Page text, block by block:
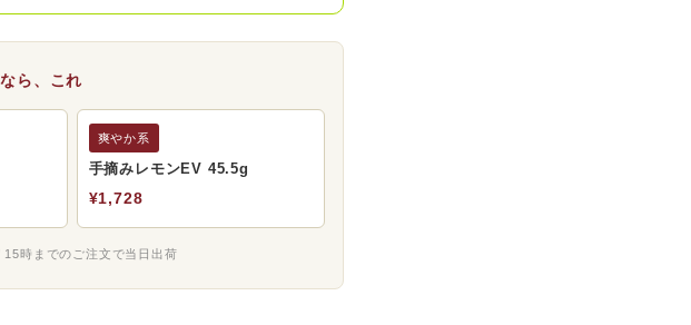
ら、これ
爽やか系
手摘みレモンEV 45.5g
¥1,728
時までのご注文で当日出荷